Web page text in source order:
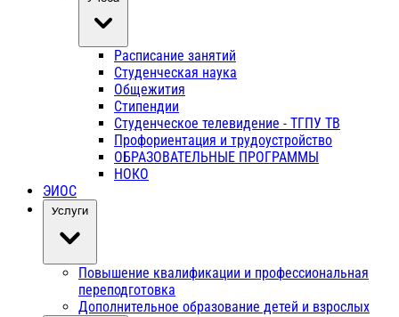
Расписание занятий
Студенческая наука
Общежития
Стипендии
Студенческое телевидение - ТГПУ ТВ
Профориентация и трудоустройство
ОБРАЗОВАТЕЛЬНЫЕ ПРОГРАММЫ
НОКО
ЭИОС
Услуги
Повышение квалификации и профессиональная
переподготовка
Дополнительное образование детей и взрослых